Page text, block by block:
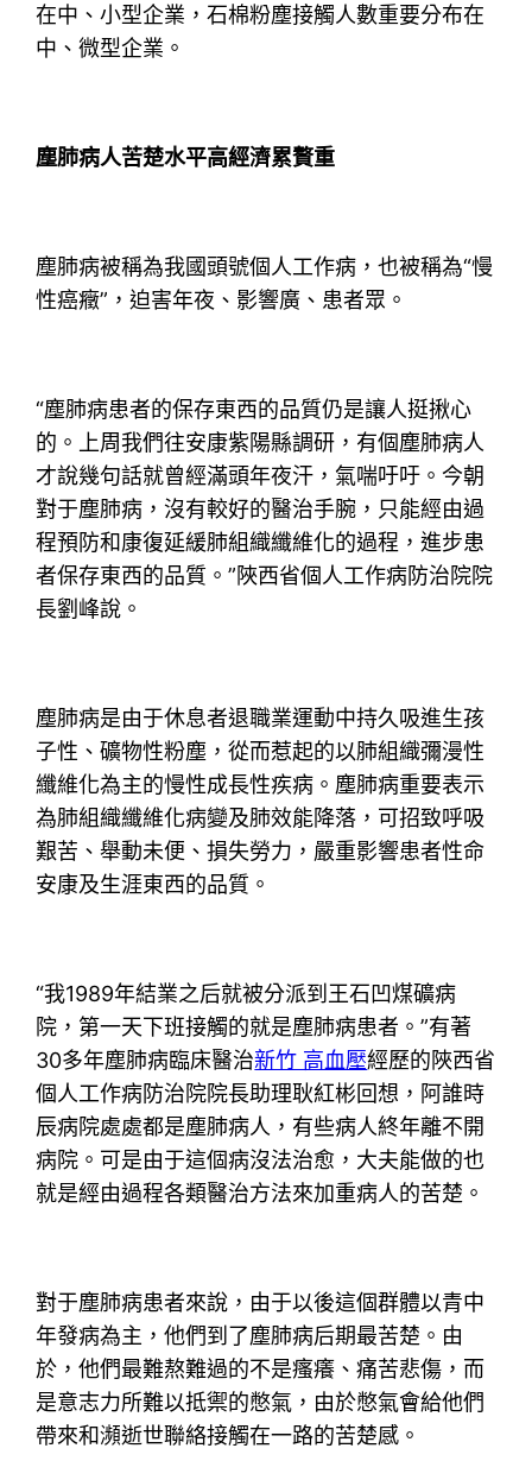
在中、小型企業，石棉粉塵接觸人數重要分布在
中、微型企業。
塵肺病人苦楚水平高經濟累贅重
塵肺病被稱為我國頭號個人工作病，也被稱為“慢
性癌癥”，迫害年夜、影響廣、患者眾。
“塵肺病患者的保存東西的品質仍是讓人挺揪心
的。上周我們往安康紫陽縣調研，有個塵肺病人
才說幾句話就曾經滿頭年夜汗，氣喘吁吁。今朝
對于塵肺病，沒有較好的醫治手腕，只能經由過
程預防和康復延緩肺組織纖維化的過程，進步患
者保存東西的品質。”陜西省個人工作病防治院院
長劉峰說。
塵肺病是由于休息者退職業運動中持久吸進生孩
子性、礦物性粉塵，從而惹起的以肺組織彌漫性
纖維化為主的慢性成長性疾病。塵肺病重要表示
為肺組織纖維化病變及肺效能降落，可招致呼吸
艱苦、舉動未便、損失勞力，嚴重影響患者性命
安康及生涯東西的品質。
“我1989年結業之后就被分派到王石凹煤礦病
院，第一天下班接觸的就是塵肺病患者。”有著
30多年塵肺病臨床醫治新竹 高血壓經歷的陜西省
個人工作病防治院院長助理耿紅彬回想，阿誰時
辰病院處處都是塵肺病人，有些病人終年離不開
病院。可是由于這個病沒法治愈，大夫能做的也
就是經由過程各類醫治方法來加重病人的苦楚。
對于塵肺病患者來說，由于以後這個群體以青中
年發病為主，他們到了塵肺病后期最苦楚。由
於，他們最難熬難過的不是瘙癢、痛苦悲傷，而
是意志力所難以抵禦的憋氣，由於憋氣會給他們
帶來和瀕逝世聯絡接觸在一路的苦楚感。